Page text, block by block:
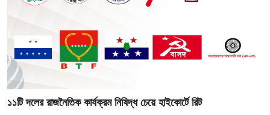
১১টি দলের রাজনৈতিক কার্যক্রম নিষিদ্ধ চেয়ে হাইকোর্টে রিট